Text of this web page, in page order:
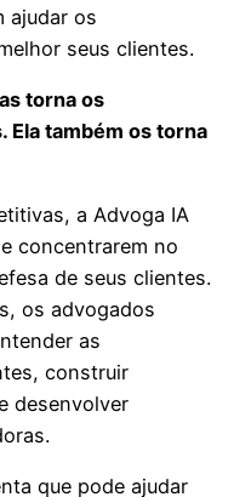
ajudar os
seus clientes.
torna os
Ela também os torna
a Advoga IA
concentrarem no
de seus clientes.
os advogados
as
construir
desenvolver
que pode ajudar